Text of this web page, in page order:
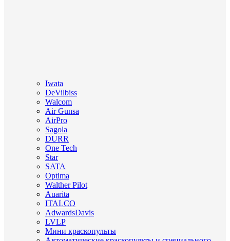
Iwata
DeVilbiss
Walcom
Air Gunsa
AirPro
Sagola
DURR
One Tech
Star
SATA
Optima
Walther Pilot
Auarita
ITALCO
AdwardsDavis
LVLP
Мини краскопульты